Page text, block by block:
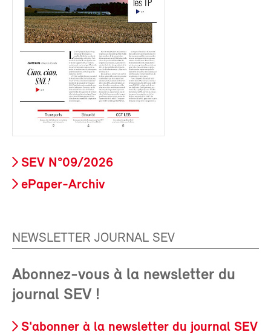
SEV N°09/2026
ePaper-Archiv
NEWSLETTER JOURNAL SEV
Abonnez-vous à la newsletter du
journal SEV !
S'abonner à la newsletter du journal SEV